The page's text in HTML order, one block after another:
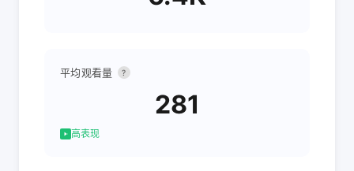
平均观看量 ?
281
高表现